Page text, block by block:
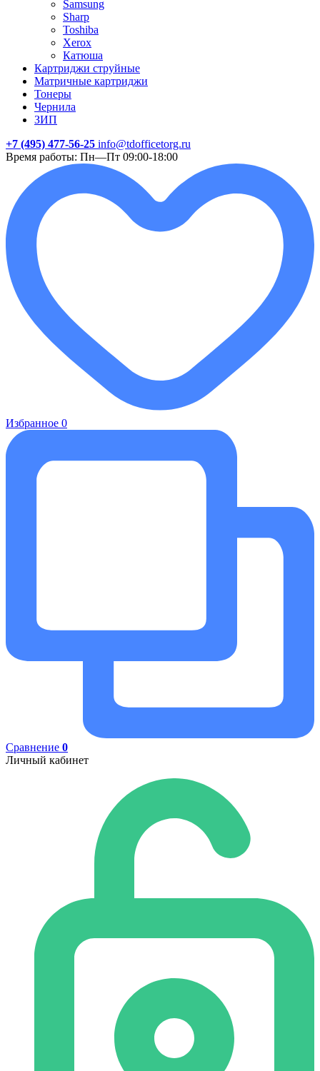
Samsung
Sharp
Toshiba
Xerox
Катюша
Картриджи струйные
Матричные картриджи
Тонеры
Чернила
ЗИП
+7 (495) 477-56-25 info@tdofficetorg.ru
Время работы: Пн—Пт 09:00-18:00
Избранное 0
Сравнение 0
Личный кабинет